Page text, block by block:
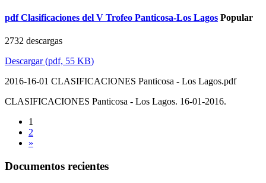
pdf Clasificaciones del V Trofeo Panticosa-Los Lagos Popular
2732 descargas
Descargar(pdf, 55 KB)
2016-16-01 CLASIFICACIONES Panticosa - Los Lagos.pdf
CLASIFICACIONES Panticosa - Los Lagos. 16-01-2016.
1
2
»
Documentos recientes